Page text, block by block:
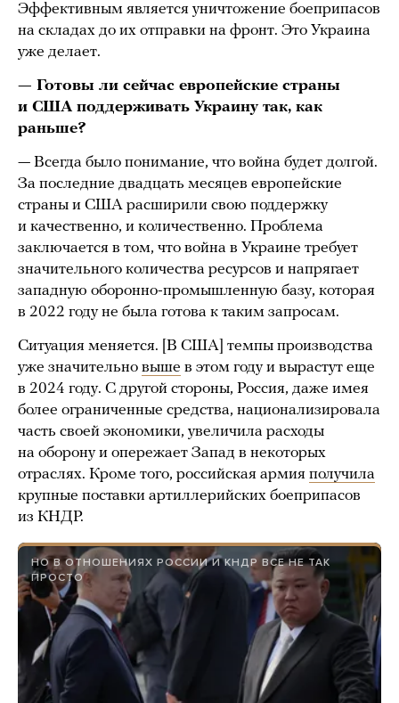
Эффективным является уничтожение боеприпасов
на складах до их отправки на фронт. Это Украина
уже делает.
— Готовы ли сейчас европейские страны
и США поддерживать Украину так, как
раньше?
— Всегда было понимание, что война будет долгой.
За последние двадцать месяцев европейские
страны и США расширили свою поддержку
и качественно, и количественно. Проблема
заключается в том, что война в Украине требует
значительного количества ресурсов и напрягает
западную оборонно-промышленную базу, которая
в 2022 году не была готова к таким запросам.
Ситуация меняется. [В США] темпы производства
уже значительно выше в этом году и вырастут еще
в 2024 году. С другой стороны, Россия, даже имея
более ограниченные средства, национализировала
часть своей экономики, увеличила расходы
на оборону и опережает Запад в некоторых
отраслях. Кроме того, российская армия получила
крупные поставки артиллерийских боеприпасов
из КНДР.
НО В ОТНОШЕНИЯХ РОССИИ И КНДР ВСЕ НЕ ТАК
ПРОСТО